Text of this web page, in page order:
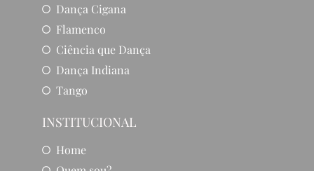
Dança Cigana
Flamenco
Ciência que Dança
Dança Indiana
Tango
INSTITUCIONAL
Home